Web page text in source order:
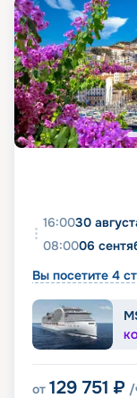
16:0030
08:0006
Вы посетите 4
от 129 751 ₽ /